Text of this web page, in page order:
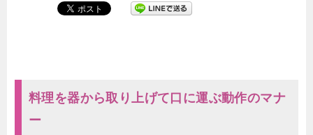
料理を器から取り上げて口に運ぶ動作のマナ
ー